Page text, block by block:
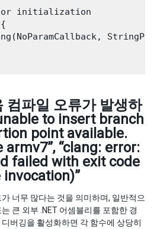
initialization
컴파일 오류가 발생하
to insert branch
point available.
“clang: error:
failed with exit code
너무 많다는 것을 의미하며, 일반적으
큰 외부 .NET 어셈블리를 포함한 경
버깅을 활성화하면 각 함수에 상당히